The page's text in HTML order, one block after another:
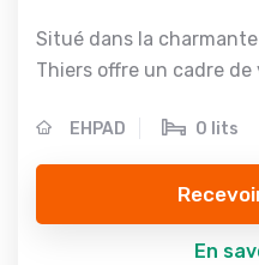
Situé dans la
Thiers offre un cadre de
EHPAD 0 lits
En